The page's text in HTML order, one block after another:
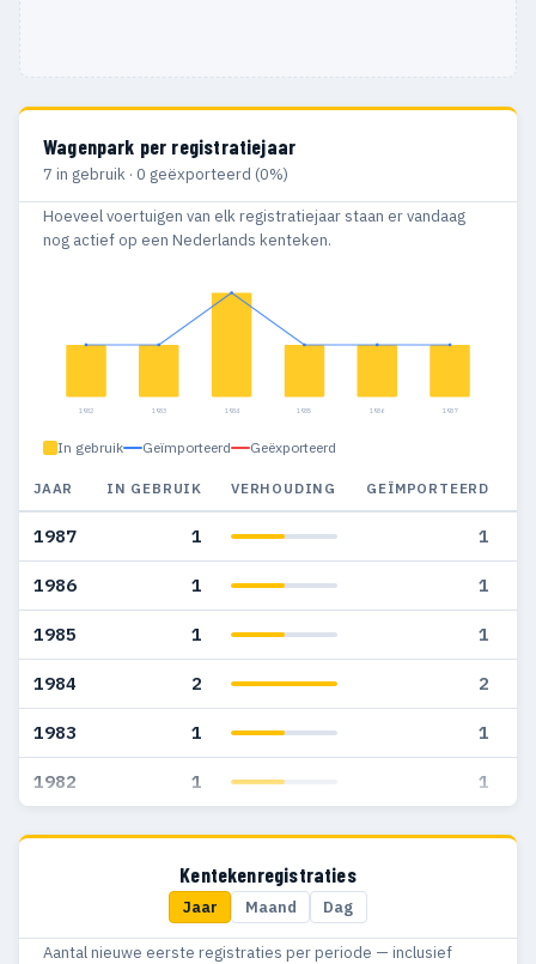
Wagenpark per registratiejaar
7 in gebruik · 0 geëxporteerd (0%)
Hoeveel voertuigen van elk registratiejaar staan er vandaag
nog actief op een Nederlands kenteken.
1982 1983 1984 1985 1986 1987
In gebruik Geïmporteerd Geëxporteerd
JAAR IN GEBRUIK VERHOUDING GEÏMPORTEERD
1987 1 1
1986 1 1
1985 1 1
1984 2 2
1983 1 1
1982 1 1
Kentekenregistraties
Jaar Maand Dag
Aantal nieuwe eerste registraties per periode — inclusief